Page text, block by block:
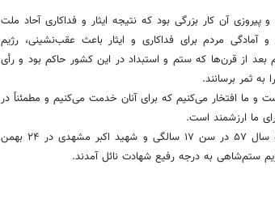
پیروزی آن کار بزرگی بود که نتیجه ایثار و فداکاری آحاد ملت
مردم برای فداکاری و ایثار باعث عقب‌نشینی، رژیم
از قرن‌ها که ستم و استبداد در این کشور حاکم بود و رأی
به ثمر برسانند.
و ما افتخار می‌کنیم که برای آنان خدمت می‌کنیم و مطمئناً در
ما ارزشمند است.
شهید مصطفی مشعوف‌فر در بیست و یکم بهمن ماه سال ۵۷ در سن ۱۷ سالگی و شهید اکبر مشهدی در ۲۴ بهمن